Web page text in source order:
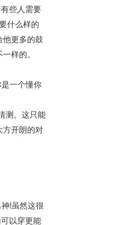
些人需要
什么样的
他更多的鼓
样的。
一个懂你
测。这只能
方开朗的对
!虽然这很
以穿更能